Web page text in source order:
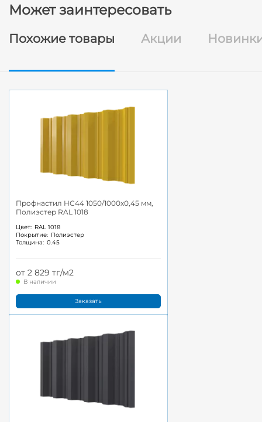
Может заинтересовать
Похожие товары Акции
Профнастил НС44 1050/1000x0,45 мм,
Полиэстер RAL 1018
Цвет: RAL 1018
Покрытие: Полиэстер
Толщина: 0.45
от 2 829 тг/м2
В наличии
Заказать